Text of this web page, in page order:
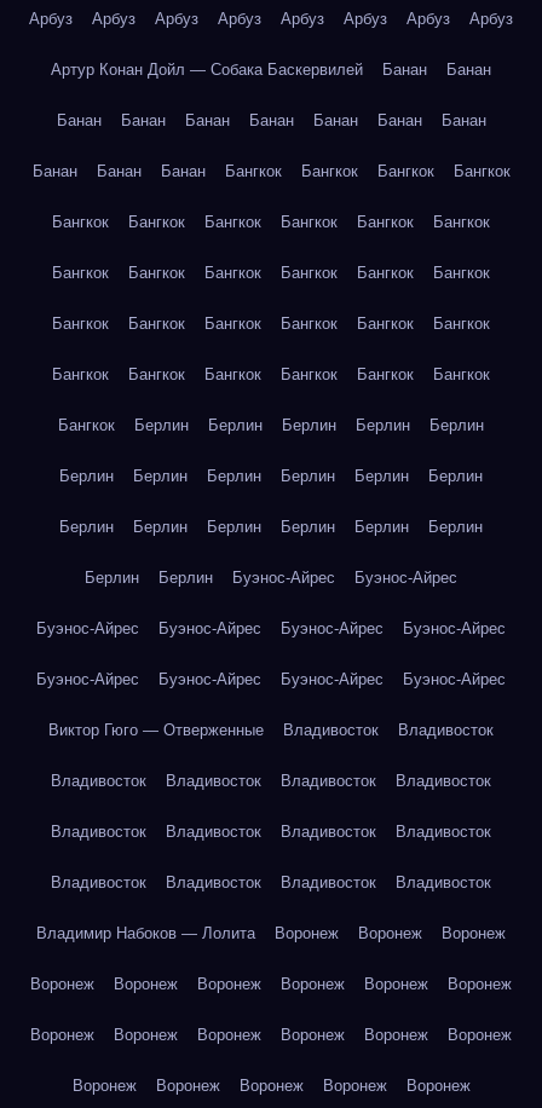
Арбуз Арбуз Арбуз Арбуз Арбуз Арбуз Арбуз Арбуз
Артур Конан Дойл — Собака Баскервилей Банан Банан
Банан Банан Банан Банан Банан Банан Банан
Банан Банан Банан Бангкок Бангкок Бангкок Бангкок
Бангкок Бангкок Бангкок Бангкок Бангкок Бангкок
Бангкок Бангкок Бангкок Бангкок Бангкок Бангкок
Бангкок Бангкок Бангкок Бангкок Бангкок Бангкок
Бангкок Бангкок Бангкок Бангкок Бангкок Бангкок
Бангкок Берлин Берлин Берлин Берлин Берлин
Берлин Берлин Берлин Берлин Берлин Берлин
Берлин Берлин Берлин Берлин Берлин Берлин
Берлин Берлин Буэнос-Айрес Буэнос-Айрес
Буэнос-Айрес Буэнос-Айрес Буэнос-Айрес Буэнос-Айрес
Буэнос-Айрес Буэнос-Айрес Буэнос-Айрес Буэнос-Айрес
Виктор Гюго — Отверженные Владивосток Владивосток
Владивосток Владивосток Владивосток Владивосток
Владивосток Владивосток Владивосток Владивосток
Владивосток Владивосток Владивосток Владивосток
Владимир Набоков — Лолита Воронеж Воронеж Воронеж
Воронеж Воронеж Воронеж Воронеж Воронеж Воронеж
Воронеж Воронеж Воронеж Воронеж Воронеж Воронеж
Воронеж Воронеж Воронеж Воронеж Воронеж